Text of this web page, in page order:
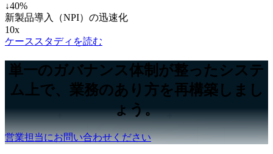
↓40%
新製品導入（NPI）の迅速化
10x
ケーススタディを読む
単一のガバナンス体制が整ったシステ
ム上で、業務のあり方を再構築しまし
ょう。
営業担当にお問い合わせください